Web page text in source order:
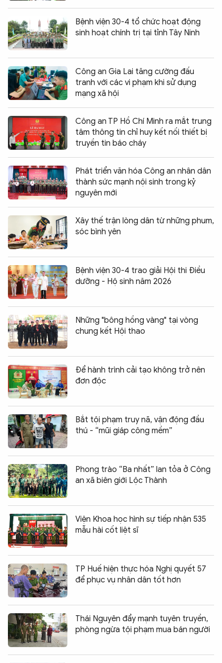
Bệnh viện 30-4 tổ chức hoạt động
sinh hoạt chính trị tại tỉnh Tây Ninh
Công an Gia Lai tăng cường đấu
tranh với các vi phạm khi sử dụng
mạng xã hội
Công an TP Hồ Chí Minh ra mắt trung
tâm thông tin chỉ huy kết nối thiết bị
truyền tin báo cháy
Phát triển văn hóa Công an nhân dân
thành sức mạnh nội sinh trong kỷ
nguyên mới
Xây thế trận lòng dân từ những phum,
sóc bình yên
Bệnh viện 30-4 trao giải Hội thi Điều
dưỡng - Hộ sinh năm 2026
Những "bông hồng vàng" tại vòng
chung kết Hội thao
Để hành trình cải tạo không trở nên
đơn độc
Bắt tội phạm truy nã, vận động đầu
thú - “mũi giáp công mềm”
Phong trào “Ba nhất” lan tỏa ở Công
an xã biên giới Lộc Thành
Viện Khoa học hình sự tiếp nhận 535
mẫu hài cốt liệt sĩ
TP Huế hiện thực hóa Nghị quyết 57
để phục vụ nhân dân tốt hơn
Thái Nguyên đẩy mạnh tuyên truyền,
phòng ngừa tội phạm mua bán người